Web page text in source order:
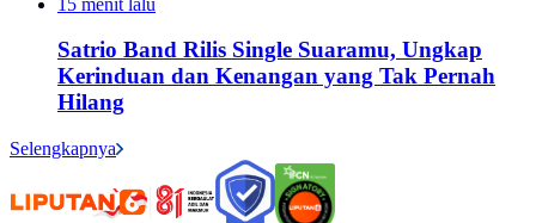
Satrio Band Rilis Single Suaramu, Ungkap
Kerinduan dan Kenangan yang Tak Pernah
Hilang
Selengkapnya